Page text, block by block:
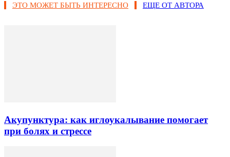
ЭТО МОЖЕТ БЫТЬ ИНТЕРЕСНО ЕЩЕ ОТ АВТОРА
Акупунктура: как иглоукалывание помогает
при болях и стрессе